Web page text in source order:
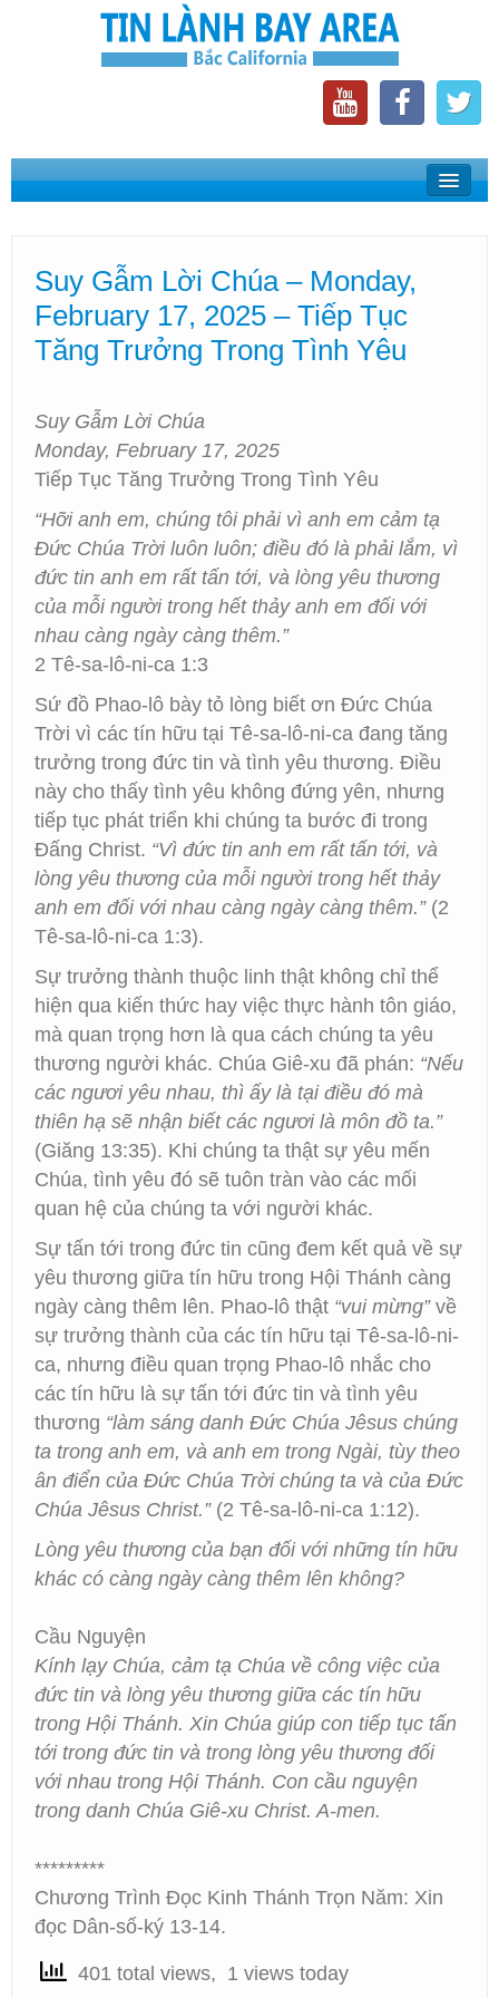
Home
Phát Thanh Tin Lành Bay Area
Các Hội Thánh Bắc California
Suy Gẫm Lời Chúa – Monday,
February 17, 2025 – Tiếp Tục
Tăng Trưởng Trong Tình Yêu
Suy Gẫm Lời Chúa
Monday, February 17, 2025
Tiếp Tục Tăng Trưởng Trong Tình Yêu
“Hỡi anh em, chúng tôi phải vì anh em cảm tạ
Đức Chúa Trời luôn luôn; điều đó là phải lắm, vì
đức tin anh em rất tấn tới, và lòng yêu thương
của mỗi người trong hết thảy anh em đối với
nhau càng ngày càng thêm.”
2 Tê-sa-lô-ni-ca 1:3
Sứ đồ Phao-lô bày tỏ lòng biết ơn Đức Chúa
Trời vì các tín hữu tại Tê-sa-lô-ni-ca đang tăng
trưởng trong đức tin và tình yêu thương. Điều
này cho thấy tình yêu không đứng yên, nhưng
tiếp tục phát triển khi chúng ta bước đi trong
Đấng Christ. “Vì đức tin anh em rất tấn tới, và
lòng yêu thương của mỗi người trong hết thảy
anh em đối với nhau càng ngày càng thêm.”(2
Tê-sa-lô-ni-ca 1:3).
Sự trưởng thành thuộc linh thật không chỉ thể
hiện qua kiến thức hay việc thực hành tôn giáo,
mà quan trọng hơn là qua cách chúng ta yêu
thương người khác. Chúa Giê-xu đã phán: “Nếu
các ngươi yêu nhau, thì ấy là tại điều đó mà
thiên hạ sẽ nhận biết các ngươi là môn đồ ta.”
(Giăng 13:35). Khi chúng ta thật sự yêu mến
Chúa, tình yêu đó sẽ tuôn tràn vào các mối
quan hệ của chúng ta với người khác.
Sự tấn tới trong đức tin cũng đem kết quả về sự
yêu thương giữa tín hữu trong Hội Thánh càng
ngày càng thêm lên. Phao-lô thật “vui mừng”về
sự trưởng thành của các tín hữu tại Tê-sa-lô-ni-
ca, nhưng điều quan trọng Phao-lô nhắc cho
các tín hữu là sự tấn tới đức tin và tình yêu
thương “làm sáng danh Đức Chúa Jêsus chúng
ta trong anh em, và anh em trong Ngài, tùy theo
ân điển của Đức Chúa Trời chúng ta và của Đức
Chúa Jêsus Christ.”(2 Tê-sa-lô-ni-ca 1:12).
Lòng yêu thương của bạn đối với những tín hữu
khác có càng ngày càng thêm lên không?
Cầu Nguyện
Kính lạy Chúa, cảm tạ Chúa về công việc của
đức tin và lòng yêu thương giữa các tín hữu
trong Hội Thánh. Xin Chúa giúp con tiếp tục tấn
tới trong đức tin và trong lòng yêu thương đối
với nhau trong Hội Thánh. Con cầu nguyện
trong danh Chúa Giê-xu Christ. A-men.
*********
Chương Trình Đọc Kinh Thánh Trọn Năm: Xin
đọc Dân-số-ký 13-14.
401 total views, 1 views today